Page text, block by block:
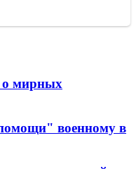
о мирных
военному в